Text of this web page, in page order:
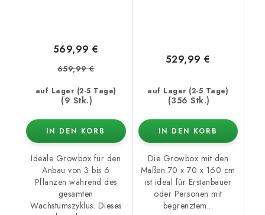
auf Lager (2-5 Tage)
(9 Stk.)
569,99 €
659,99 €
IN DEN KORB
Ideale Growbox für den
Anbau von 3 bis 6
Pflanzen während des
gesamten
Wachstumszyklus. Dieses
auf Lager (2-5 Tage)
(356 Stk.)
529,99 €
IN DEN KORB
Die Growbox mit den
Maßen 70 x 70 x 160 cm
ist ideal für Erstanbauer
oder Personen mit
begrenztem...